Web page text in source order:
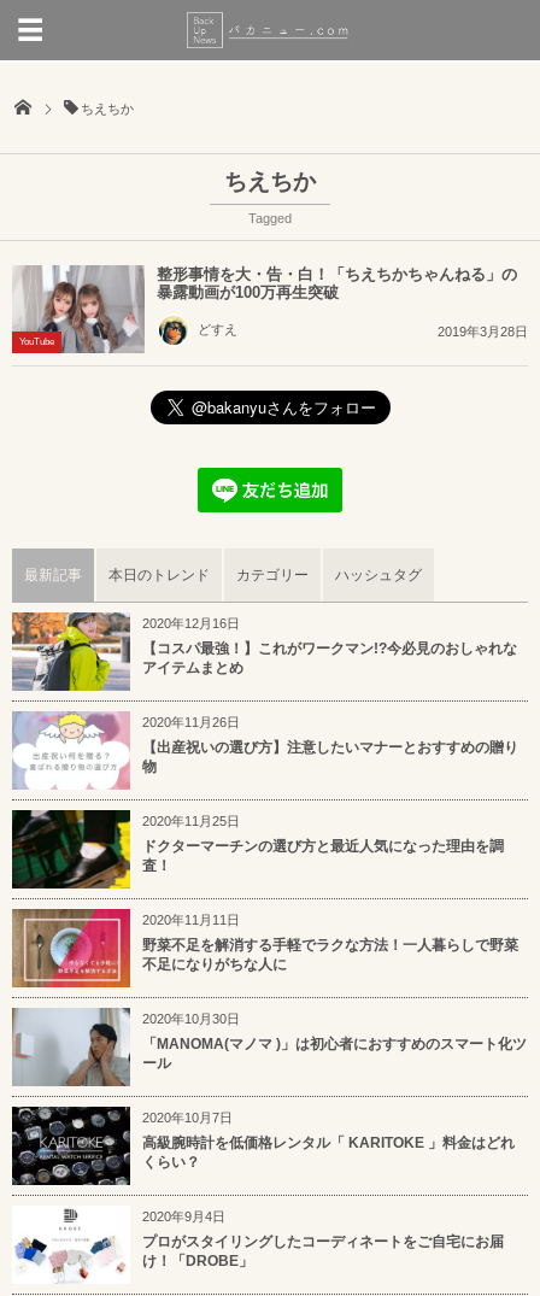
ちえちか
ちえちか
Tagged
YouTube
整形事情を大・告・白！「ちえちかちゃんねる」の
暴露動画が100万再生突破
どすえ 2019年3月28日
最新記事 本日のトレンド カテゴリー ハッシュタグ
2020年12月16日
【コスパ最強！】これがワークマン!?今必見のおしゃれな
アイテムまとめ
2020年11月26日
【出産祝いの選び方】注意したいマナーとおすすめの贈り
物
2020年11月25日
ドクターマーチンの選び方と最近人気になった理由を調
査！
2020年11月11日
野菜不足を解消する手軽でラクな方法！一人暮らしで野菜
不足になりがちな人に
2020年10月30日
「MANOMA(マノマ )」は初心者におすすめのスマート化ツ
ール
2020年10月7日
高級腕時計を低価格レンタル「 KARITOKE 」料金はどれ
くらい？
2020年9月4日
プロがスタイリングしたコーディネートをご自宅にお届
け！「DROBE」